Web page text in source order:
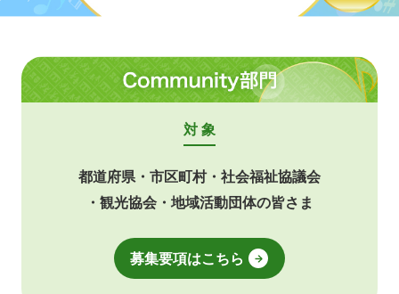
Community
部
門
対 象
都道府県・ 市区町村・ 社会福祉協議会
・ 観光協会・ 地域活動団体の皆さま
募集要項はこちら